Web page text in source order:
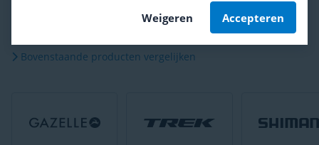
Bovenstaande producten vergelijken
Weigeren Accepteren